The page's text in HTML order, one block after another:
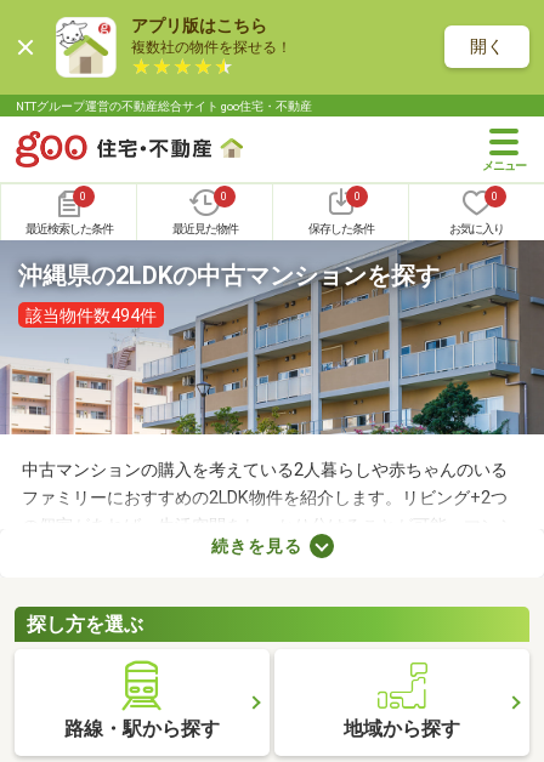
アプリ版はこちら
複数社の物件を探せる！ 開く
NTTグループ運営の不動産総合サイト goo住宅・不動産
0
最近検索した条件
0
最近見た物件
0
保存した条件
0
お気に入り
沖縄県の2LDKの中古マンションを探す
該当物件数494件
中古マンションの購入を考えている2人暮らしや赤ちゃんのいる
ファミリーにおすすめの2LDK物件を紹介します。リビング+2つ
の個室があれば、生活空間をしっかり分けることが可能。マンシ
ョンによってお部屋の広さや設備、購入費用が変わるので、複数
て、希望にぴったりなお部屋を購入しましょう。
続きを見る
探し方を選ぶ
路線・駅から探す 地域から探す